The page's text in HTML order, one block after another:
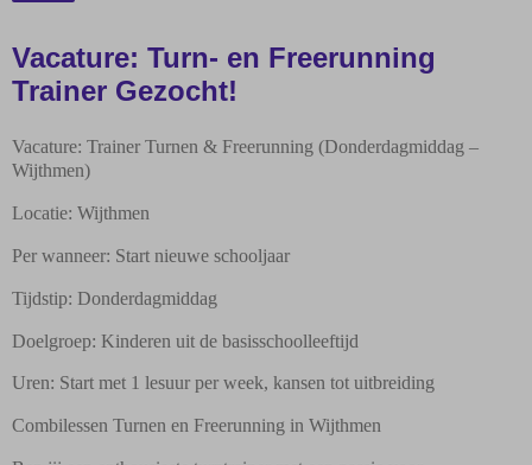
Vacature: Turn- en Freerunning
Trainer Gezocht!
Vacature: Trainer Turnen & Freerunning (Donderdagmiddag –
Wijthmen)
Locatie: Wijthmen
Per wanneer: Start nieuwe schooljaar
Tijdstip: Donderdagmiddag
Doelgroep: Kinderen uit de basisschoolleeftijd
Uren: Start met 1 lesuur per week, kansen tot uitbreiding
Combilessen Turnen en Freerunning in Wijthmen